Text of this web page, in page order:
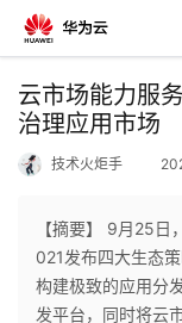
返
回
个
云市场能力服
治理应用市场
技术火炬手
【摘要】 9月25
021发布四大生态
构建极致的应用分
发平台，同时将云